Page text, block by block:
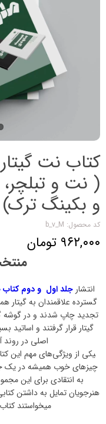
کتاب نت
( نت و تبلچر،
و بکینگ ترک)
کد محصول: b_v_M
۹۶۲,۰۰۰ تومان
انتشار جلد اول و دوم
گسترده علاقمندان به گیتار
تجدید چاپ شدند و در گوشه
گیتار قرار گرفتند و
اصلی در روند
‍یکی از ویژگی‌های مهم این
چیزهای خوب همیشه در یک
به انتقادی برای این
هنرجویان تمایل به داشتن
میخواستند